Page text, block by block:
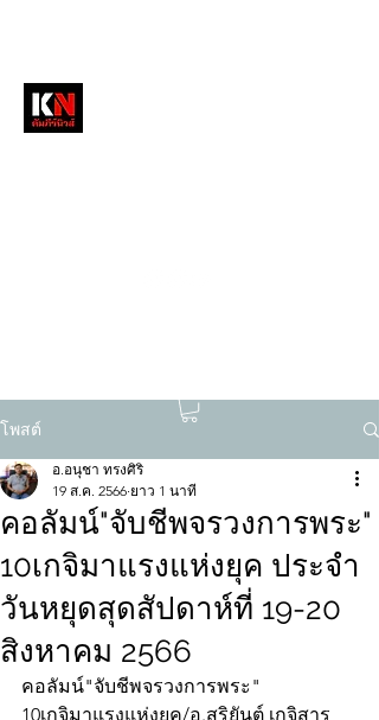
โพสต์
คอลัมน์"จับชีพจรวงการพระ"
10เกจิมาแรงแห่งยุค ประจำ
วันหยุดสุดสัปดาห์ที่ 19-20
สิงหาคม 2566
อ.อนุชา ทรงศิริ
19 ส.ค. 2566 ยาว 1 นาที
คอลัมน์"จับชีพจรวงการพระ"
10เกจิมาแรงแห่งยุค/อ.สุริยันต์ เกจิสาร